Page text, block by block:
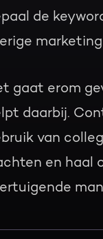
de
gaat erom
daarbij.
van
en haal